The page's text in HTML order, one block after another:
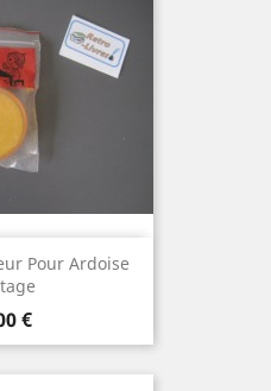
Pour Ardoise
€